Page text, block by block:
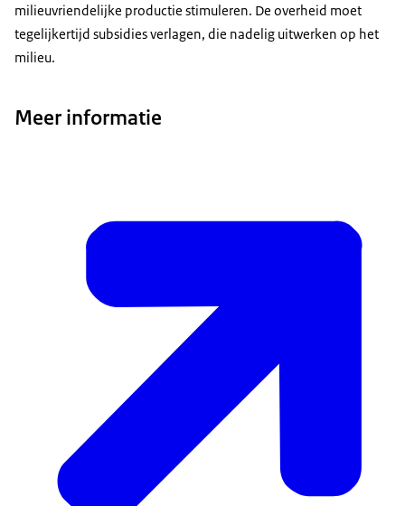
milieuvriendelijke productie stimuleren. De overheid moet
tegelijkertijd subsidies verlagen, die nadelig uitwerken op het
milieu.
Meer informatie